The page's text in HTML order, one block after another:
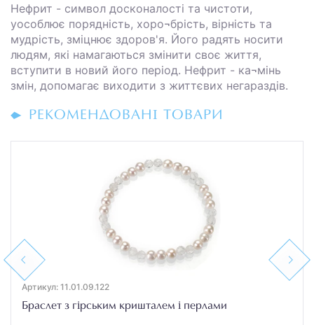
Нефрит - символ досконалості та чистоти,
уособлює порядність, хоро¬брість, вірність та
мудрість, зміцнює здоров'я. Його радять носити
людям, які намагаються змінити своє життя,
вступити в новий його період. Нефрит - ка¬мінь
змін, допомагає виходити з життєвих негараздів.
РЕКОМЕНДОВАНІ ТОВАРИ
Previous
Артикул: 11.01.09.122
Браслет з гірським кришталем і перлами
Next